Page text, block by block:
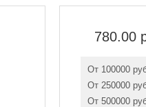
780.00
От 100000
От 250000
От 500000